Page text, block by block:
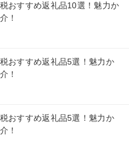
おすすめ返礼品10選！魅力か
！
おすすめ返礼品5選！魅力か
！
おすすめ返礼品5選！魅力か
！